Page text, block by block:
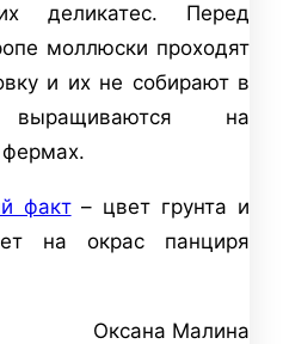
деликатес. Перед
моллюски проходят
и их не собирают в
на
факт– цвет грунта и
на окрас панциря
Оксана Малина